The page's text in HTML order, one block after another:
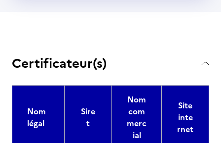
Certificateur(s)
Nom
légal
Sire
t
Nom
com
merc
ial
Site
inte
rnet